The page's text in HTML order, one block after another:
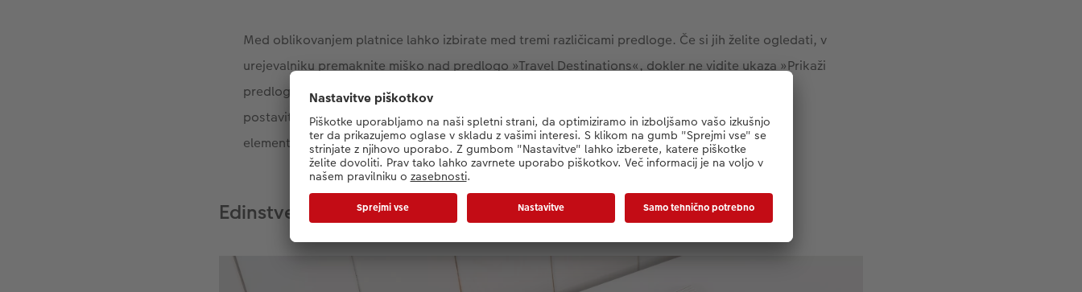
Med oblikovanjem platnice lahko izbirate med tremi različicami predloge. Če si jih želite ogledati, v
urejevalniku premaknite miško nad predlogo »Travel Destinations«, dokler ne vidite ukaza »Prikaži
predloge strani«. Kliknite in prikazale se bodo tri možne naslovnice. Vsaka vsebuje različno
postavitev fotografij, besedila in klipartov v stilu scrapbooka. Zaradi kreativne zasnove vseh
elementov bo že sama platnica vaše popotniške fotoknjige prava paša za oči.
Edinstvene različice postavitev